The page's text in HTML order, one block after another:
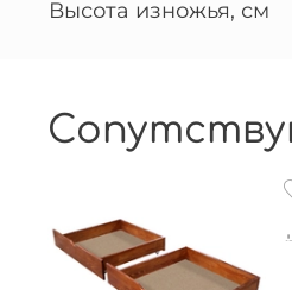
Высота изножья, см